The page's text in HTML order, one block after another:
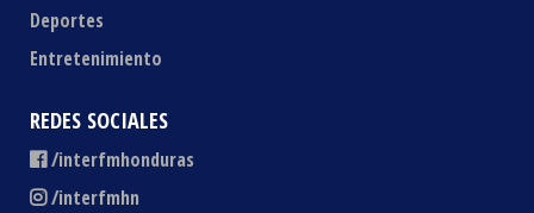
Deportes
Entretenimiento
REDES SOCIALES
/interfmhonduras
/interfmhn